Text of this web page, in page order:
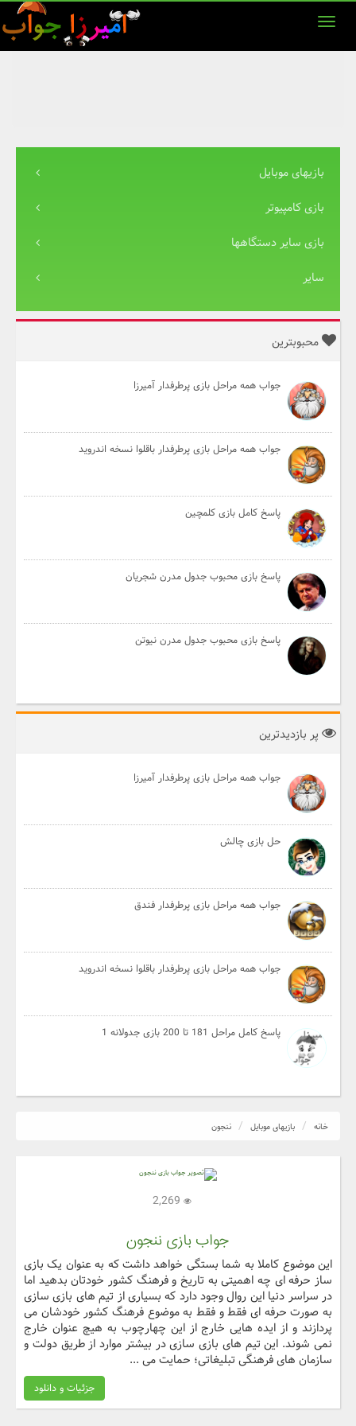
بازیهای موبایل
بازی کامپیوتر
بازی سایر دستگاهها
سایر
محبوبترین
جواب همه مراحل بازی پرطرفدار آمیرزا
جواب همه مراحل بازی پرطرفدار باقلوا نسخه اندروید
پاسخ کامل بازی کلمچین
پاسخ بازی محبوب جدول مدرن شجریان
پاسخ بازی محبوب جدول مدرن نیوتن
پر بازدیدترین
جواب همه مراحل بازی پرطرفدار آمیرزا
حل بازی چالش
جواب همه مراحل بازی پرطرفدار فندق
جواب همه مراحل بازی پرطرفدار باقلوا نسخه اندروید
پاسخ کامل مراحل 181 تا 200 بازی جدولانه 1
خانه بازیهای موبایل ننجون
جواب بازی ننجون
این موضوع کاملا به شما بستگی خواهد داشت که به عنوان یک بازی
ساز حرفه ای چه اهمیتی به تاریخ و فرهنگ کشور خودتان بدهید اما
در سراسر دنیا این روال وجود دارد که بسیاری از تیم های بازی سازی
به صورت حرفه ای فقط و فقط به موضوع فرهنگ کشور خودشان می
پردازند و از ایده هایی خارج از این چهارچوب به هیچ عنوان خارج
نمی شوند. این تیم های بازی سازی در بیشتر موارد از طریق دولت و
سازمان های فرهنگی تبلیغاتی؛ حمایت می ...
جزئیات و دانلود